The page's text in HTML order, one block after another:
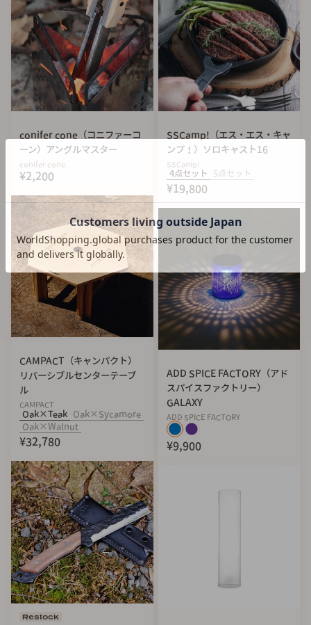
手順１：洗浄
使用後の水洗いをしてください。この時、油膜が剥がれてし
まうので洗剤等は使わないでください。
手順２：乾燥
スキレットを火にかけて、十分に乾かしてください。水分が
残っているとサビの原因になります。
手順３：油を塗る
スキレット全体に食用油を薄く塗ってください。
手順４：収納
新聞紙などにくるんで収納袋に入れてください。
conifer cone（コニファーコ
ーン）アングルマスター
conifer cone
¥2,200
CAMPACT（キャンパクト）
リバーシブルセンターテーブ
ル
CAMPACT
Oak×Teak
Oak×Sycamore
Oak×Walnut
¥32,780
Restock
SSCamp!（エス・エス・キャ
ンプ！）ソロキャスト16
SSCamp!
4点セット 5点セット
¥19,800
ADD SPICE FACTORY（アド
スパイスファクトリー）
GALAXY
ADD SPICE FACTORY
¥9,900